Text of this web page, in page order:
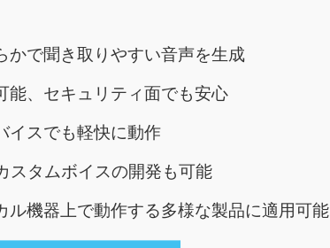
かで聞き取りやすい音声を生成
能、セキュリティ面でも安心
イスでも軽快に動作
スタムボイスの開発も可能
機器上で動作する多様な製品に適用可能